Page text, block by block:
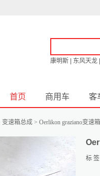
康明斯 东风天龙
首页 商用车 客
速箱总成 > Oerlikon graziano变速
标